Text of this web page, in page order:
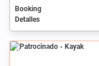
Booking
Detalles
Patrocinado